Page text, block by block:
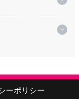
ーポリシー